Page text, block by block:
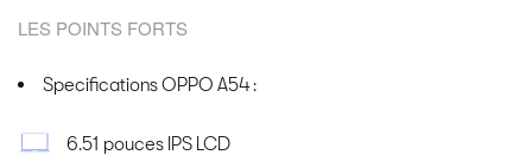
LES POINTS FORTS
Specifications OPPO A54 :
6.51 pouces IPS LCD